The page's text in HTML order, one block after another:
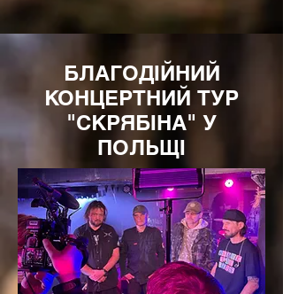
БЛАГОДІЙНИЙ
КОНЦЕРТНИЙ ТУР
"СКРЯБІНА" У
ПОЛЬЩІ